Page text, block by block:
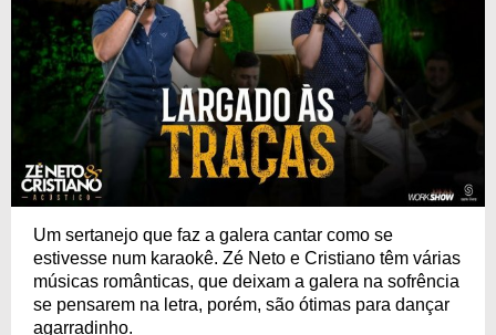
Um sertanejo que faz a galera cantar como se
estivesse num karaokê. Zé Neto e Cristiano têm várias
músicas românticas, que deixam a galera na sofrência
se pensarem na letra, porém, são ótimas para dançar
agarradinho.